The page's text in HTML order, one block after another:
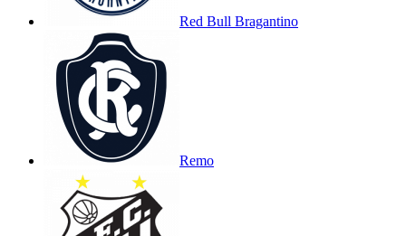
Red Bull Bragantino
Remo